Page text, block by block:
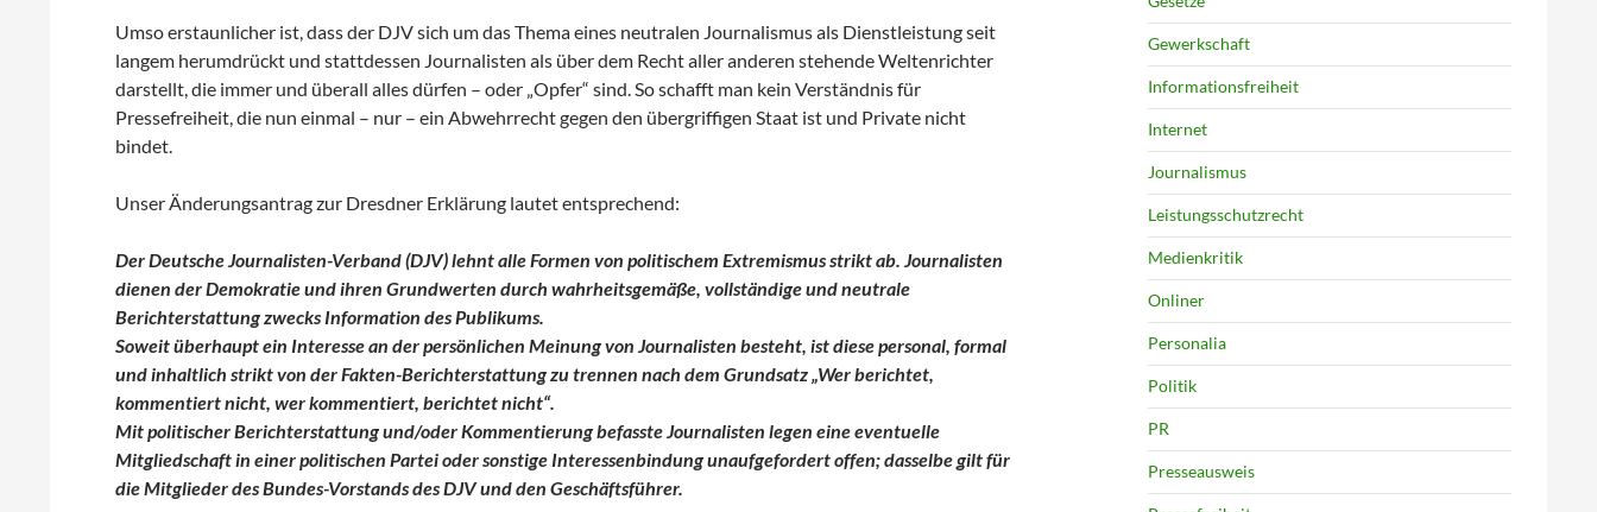
Umso erstaunlicher ist, dass der DJV sich um das Thema eines neutralen Journalismus als Dienstleistung seit
langem herumdrückt und stattdessen Journalisten als über dem Recht aller anderen stehende Weltenrichter
darstellt, die immer und überall alles dürfen – oder „Opfer“ sind. So schafft man kein Verständnis für
Pressefreiheit, die nun einmal – nur – ein Abwehrrecht gegen den übergriffigen Staat ist und Private nicht
bindet.
Unser Änderungsantrag zur Dresdner Erklärung lautet entsprechend:
Der Deutsche Journalisten-Verband (DJV) lehnt alle Formen von politischem Extremismus strikt ab. Journalisten
dienen der Demokratie und ihren Grundwerten durch wahrheitsgemäße, vollständige und neutrale
Berichterstattung zwecks Information des Publikums.
Soweit überhaupt ein Interesse an der persönlichen Meinung von Journalisten besteht, ist diese personal, formal
und inhaltlich strikt von der Fakten-Berichterstattung zu trennen nach dem Grundsatz „Wer berichtet,
kommentiert nicht, wer kommentiert, berichtet nicht“.
Mit politischer Berichterstattung und/oder Kommentierung befasste Journalisten legen eine eventuelle
Mitgliedschaft in einer politischen Partei oder sonstige Interessenbindung unaufgefordert offen; dasselbe gilt für
die Mitglieder des Bundes-Vorstands des DJV und den Geschäftsführer.
Gewerkschaft
Informationsfreiheit
Internet
Journalismus
Leistungsschutzrecht
Medienkritik
Onliner
Personalia
Politik
PR
Presseausweis